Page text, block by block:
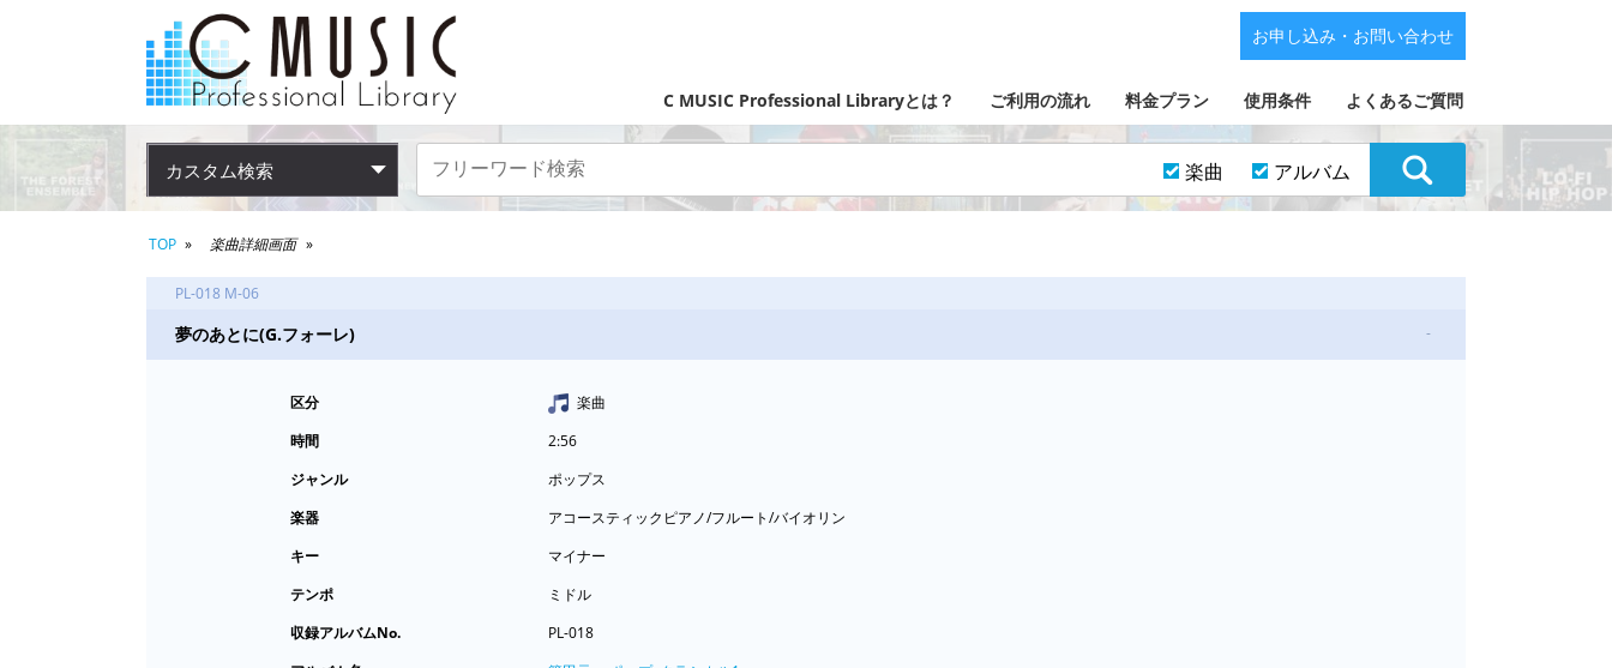
C MUSIC Professional Libraryとは？ ご利用の流れ 料金プラン 使用条件 よくあるご質問
お申し込み・お問い合わせ
カスタム検索 楽曲 アルバム
TOP 楽曲詳細画面
PL-018 M-06
夢のあとに(G.フォーレ) -
区分
楽曲
時間
2:56
ジャンル
ポップス
楽器
アコースティックピアノ/フルート/バイオリン
キー
マイナー
テンポ
ミドル
収録アルバムNo.
PL-018